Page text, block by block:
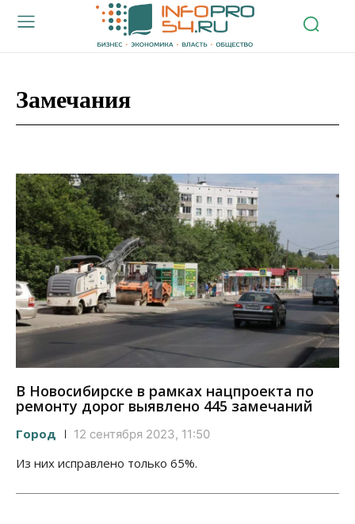
Замечания
В Новосибирске в рамках нацпроекта по
ремонту дорог выявлено 445 замечаний
Город 12 сентября 2023, 11:50
Из них исправлено только 65%.